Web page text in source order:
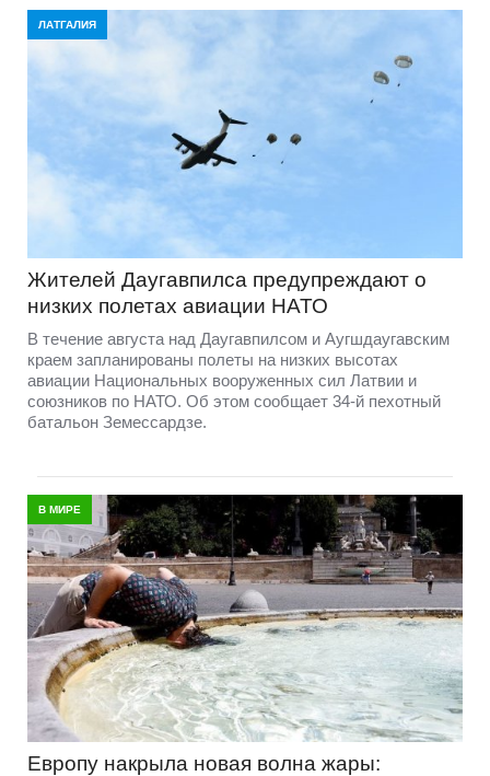
ЛАТГАЛИЯ
Жителей Даугавпилса предупреждают о
низких полетах авиации НАТО
В течение августа над Даугавпилсом и Аугшдаугавским
краем запланированы полеты на низких высотах
авиации Национальных вооруженных сил Латвии и
союзников по НАТО. Об этом сообщает 34-й пехотный
батальон Земессардзе.
В МИРЕ
Европу накрыла новая волна жары: